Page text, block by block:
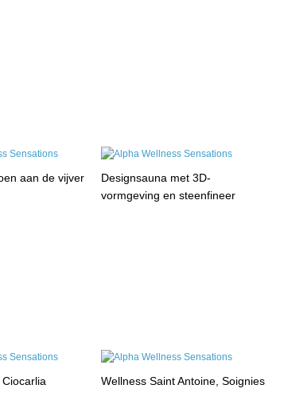
aan de vijver
Designsauna met 3D-
vormgeving en steenfineer
Wellness Saint Antoine, Soignies